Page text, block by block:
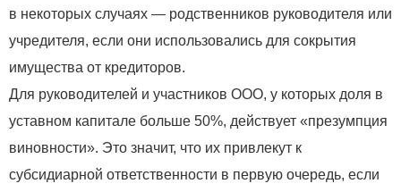
в некоторых случаях — родственников руководителя или
учредителя, если они использовались для сокрытия
имущества от кредиторов.
Для руководителей и участников ООО, у которых доля в
уставном капитале больше 50%, действует «презумпция
виновности». Это значит, что их привлекут к
субсидиарной ответственности в первую очередь, если